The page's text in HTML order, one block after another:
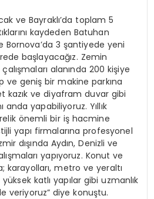
ve Bayraklı’da toplam 5
kaydeden Batuhan
Bornova’da 3 şantiyede yeni
başlayacağız. Zemin
alanında 200 kişiye
ve geniş bir makine parkına
kazık ve diyafram duvar gibi
anda yapabiliyoruz. Yıllık
önemli bir iş hacmine
yapı firmalarına profesyonel
dışında Aydın, Denizli ve
yapıyoruz. Konut ve
karayolları, metro ve yeraltı
yüksek katlı yapılar gibi uzmanlık
veriyoruz” diye konuştu.